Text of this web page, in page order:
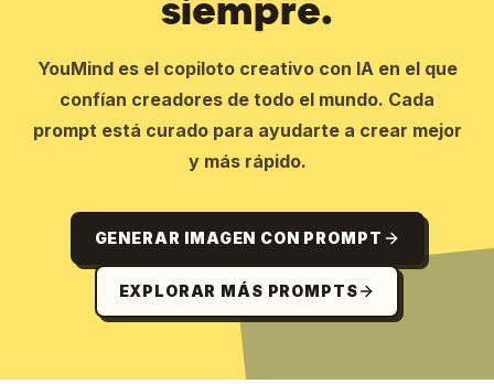
siempre.
YouMind es el copiloto creativo con IA en el que
confían creadores de todo el mundo. Cada
prompt está curado para ayudarte a crear mejor
y más rápido.
GENERAR IMAGEN CON PROMPT
EXPLORAR MÁS PROMPTS